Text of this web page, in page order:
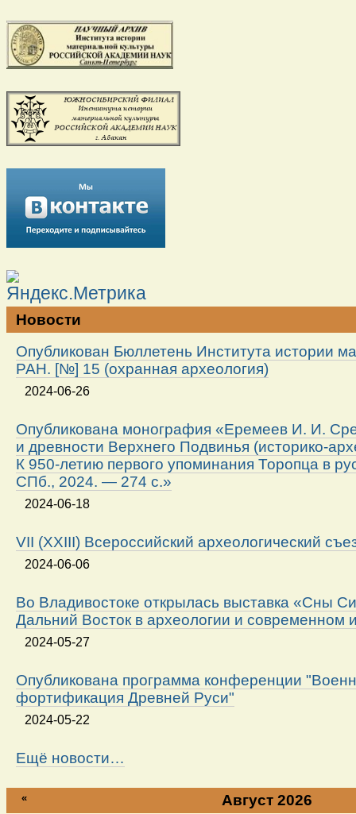
Новости
Опубликован Бюллетень Института истории
РАН. [№] 15 (охранная археология)
2024-06-26
Опубликована монография «Еремеев И. И.
и древности Верхнего Подвинья (историко-
К 950-летию первого упоминания Торопца в
СПб., 2024. — 274 с.»
2024-06-18
VII (XXIII) Всероссийский археологический
2024-06-06
Во Владивостоке открылась выставка «Сны
Дальний Восток в археологии и современном
2024-05-27
Опубликована программа конференции
фортификация Древней Руси"
2024-05-22
Ещё новости…
« Август 2026